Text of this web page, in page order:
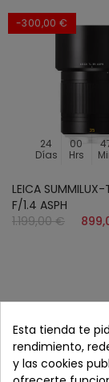
-300,00 €
24
Días
00
Hrs
LEICA
F/1.4 ASPH
1.199,00 €
Shop
FOTOGRAFÍA
Esta tienda te
rendimiento,
y las cookies